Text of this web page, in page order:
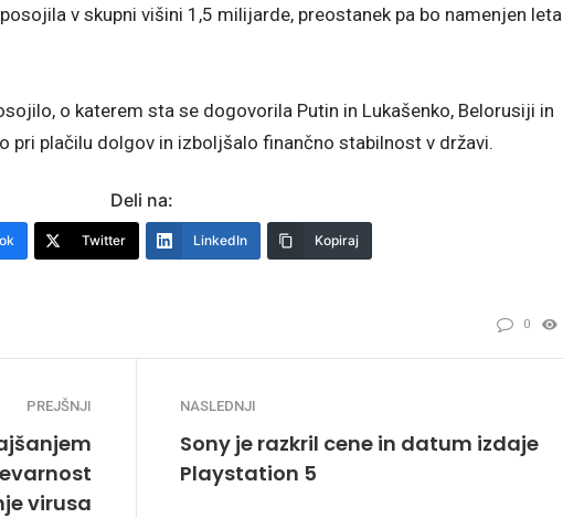
v skupni višini 1,5 milijarde, preostanek pa bo namenjen leta
o katerem sta se dogovorila Putin in Lukašenko, Belorusiji in
pri plačilu dolgov in izboljšalo finančno stabilnost v državi.
Deli na:
Twitter LinkedIn Kopiraj
0
PREJŠNJI
virusa
NASLEDNJI
Sony je razkril cene in datum izdaje
Playstation 5